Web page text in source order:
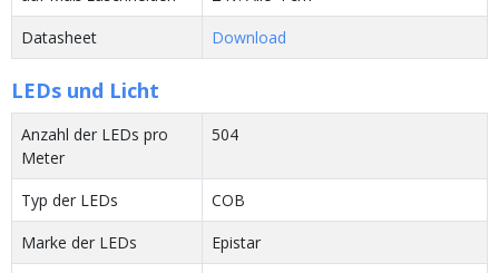
Datasheet
Download
LEDs und Licht
Anzahl der LEDs pro
Meter
504
Typ der LEDs
COB
Marke der LEDs
Epistar